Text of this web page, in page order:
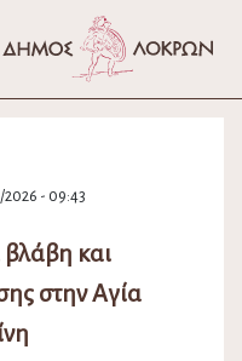
- 09:43
και
στην Αγία